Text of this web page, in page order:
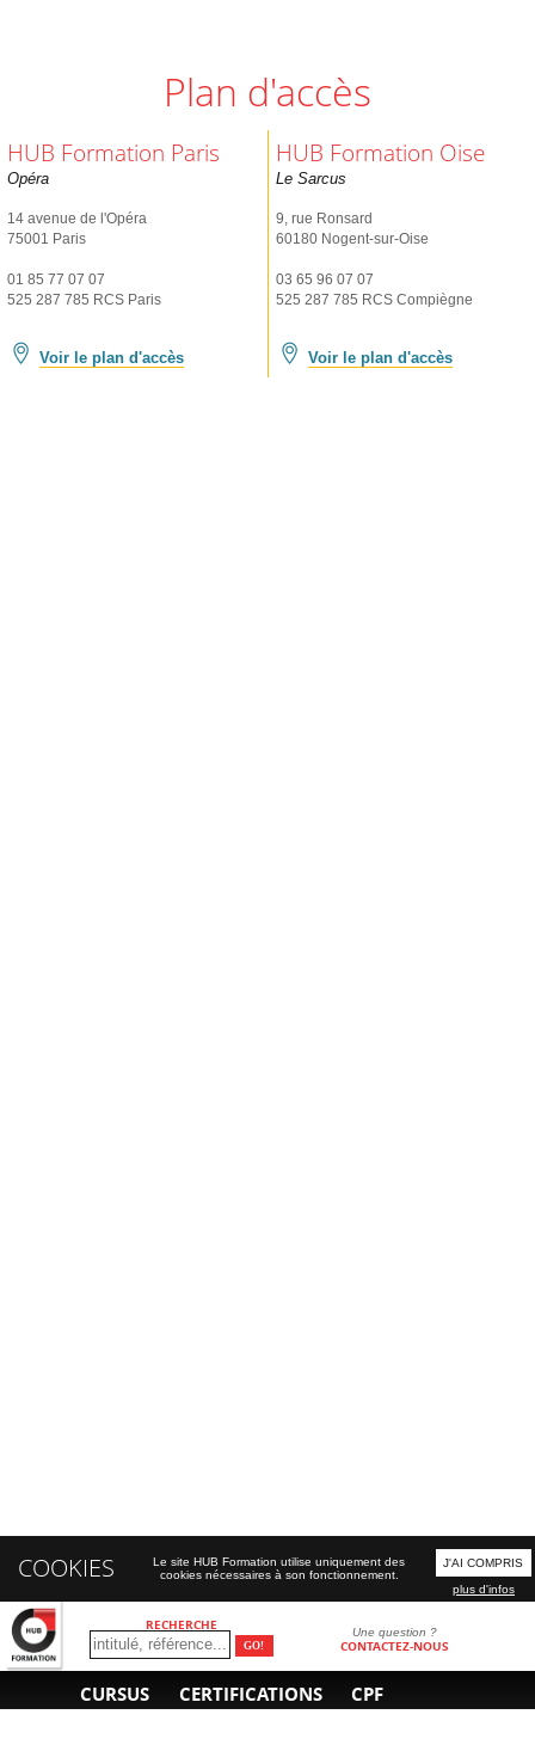
RECHERCHE Une question ?
CONTACTEZ-NOUS
CURSUS CERTIFICATIONS CPF
Plan d'accès
HUB Formation Paris
Opéra
14 avenue de l'Opéra
75001 Paris
01 85 77 07 07
525 287 785 RCS Paris
Voir le plan d'accès
HUB Formation Oise
Le Sarcus
9, rue Ronsard
60180 Nogent-sur-Oise
03 65 96 07 07
525 287 785 RCS Compiègne
Voir le plan d'accès
COOKIES
Le site HUB Formation utilise uniquement des
cookies nécessaires à son fonctionnement.
J'AI COMPRIS
plus d'infos